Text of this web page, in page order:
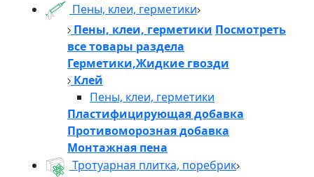
Пены, клеи, герметики
Пены, клеи, герметики Посмотреть
все товары раздела
Герметики,Жидкие гвозди
Клей
Пены, клеи, герметики
Пластифицирующая добавка
Противоморозная добавка
Монтажная пена
Тротуарная плитка, поребрик